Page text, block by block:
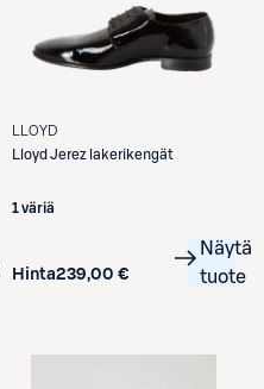
LLOYD
Lloyd Jerez lakerikengät
1 väriä
Hinta239,00 €
Näytä
tuote